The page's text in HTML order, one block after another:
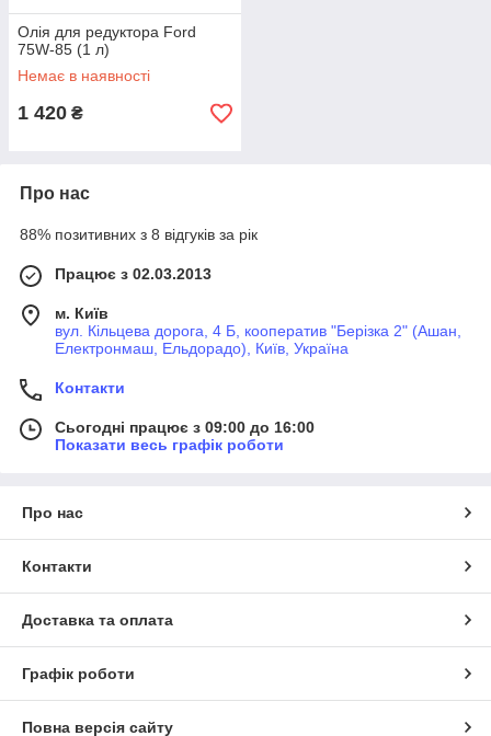
Олія для редуктора Ford
75W-85 (1 л)
Немає в наявності
1 420 ₴
Про нас
88% позитивних з 8 відгуків за рік
Працює з 02.03.2013
м. Київ
вул. Кільцева дорога, 4 Б, кооператив "Берізка 2" (Ашан,
Електронмаш, Ельдорадо), Київ, Україна
Контакти
Сьогодні працює з 09:00 до 16:00
Показати весь графік роботи
Про нас
Контакти
Доставка та оплата
Графік роботи
Повна версія сайту